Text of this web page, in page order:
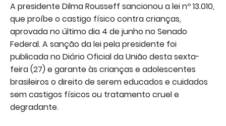
A presidente Dilma Rousseff sancionou a lei nº 13.010,
que proíbe o castigo físico contra crianças,
aprovada no último dia 4 de junho no Senado
Federal. A sanção da lei pela presidente foi
publicada no Diário Oficial da União desta sexta-
feira (27) e garante às crianças e adolescentes
brasileiros o direito de serem educados e cuidados
sem castigos físicos ou tratamento cruel e
degradante.